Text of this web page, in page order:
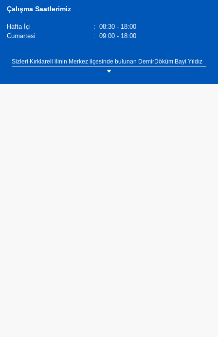
Çalışma Saatlerimiz
Hafta İçi : 08:30 - 18:00
Cumartesi
: 09:00 - 18:00
Sizleri Kırklareli ilinin Merkez ilçesinde bulunan DemirDöküm Bayi Yıldız
Mekanik showroomumuza bekliyoruz. Tel: 0(288) 214 69 15 DemirDöküm